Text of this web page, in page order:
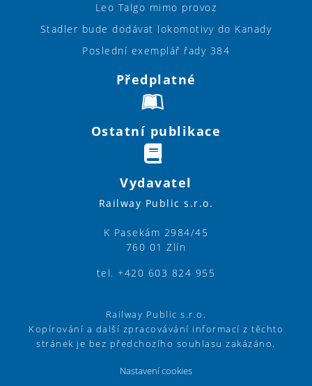
Leo Talgo mimo provoz
Stadler bude dodávat lokomotivy do Kanady
Poslední exemplář řady 384
Předplatné
Ostatní publikace
Vydavatel
Railway Public s.r.o.
K Pasekám 2984/45
760 01 Zlín
tel. +420 603 824 955
Railway Public s.r.o.
Kopírování a další zpracovávání informací z těchto
stránek je bez předchozího souhlasu zakázáno.
Nastavení cookies